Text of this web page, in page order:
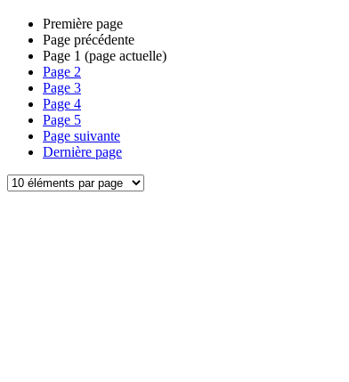
Première page
Page précédente
Page 1 (page actuelle)
Page 2
Page 3
Page 4
Page 5
Page suivante
Dernière page